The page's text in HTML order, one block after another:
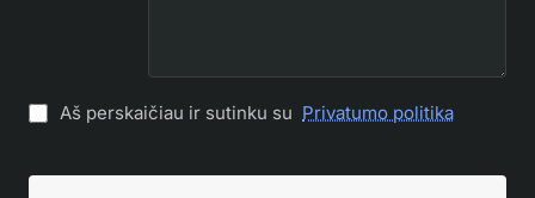
Aš perskaičiau ir sutinku su Privatumo politika